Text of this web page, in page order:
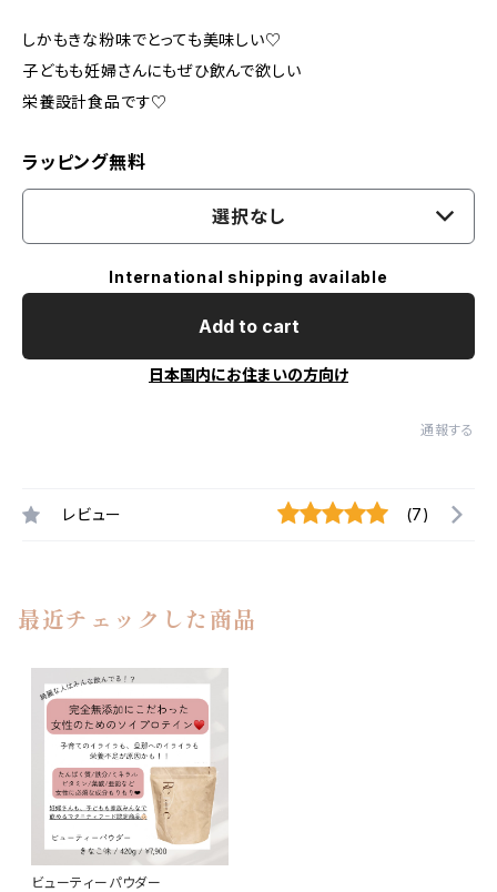
しかもきな粉味でとっても美味しい♡
子どもも妊婦さんにもぜひ飲んで欲しい
栄養設計食品です♡
ラッピング無料
選択なし
International shipping available
Add to cart
日本国内にお住まいの方向け
通報する
レビュー (7)
最近チェックした商品
ビューティーパウダー